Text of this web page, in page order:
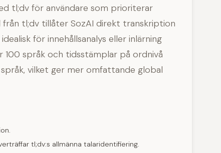
tl;dv för användare som prioriterar
från tl;dv tillåter SozAI direkt transkription
för innehållsanalys eller inlärning
språk och tidsstämplar på ordnivå
vilket ger mer omfattande global
tl;dv:s allmänna talaridentifiering.